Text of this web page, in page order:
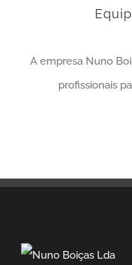
A empresa Nuno
profissionais